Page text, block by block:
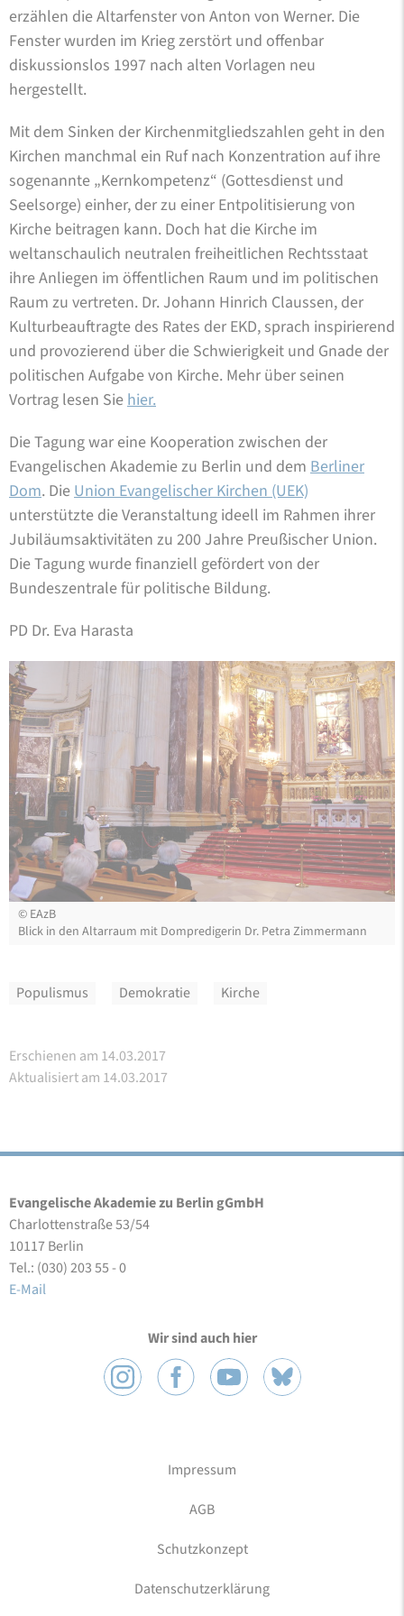
erzählen die Altarfenster von Anton von Werner. Die
Fenster wurden im Krieg zerstört und offenbar
diskussionslos 1997 nach alten Vorlagen neu
hergestellt.
Mit dem Sinken der Kirchenmitgliedszahlen geht in den
Kirchen manchmal ein Ruf nach Konzentration auf ihre
sogenannte „Kernkompetenz“ (Gottesdienst und
Seelsorge) einher, der zu einer Entpolitisierung von
Kirche beitragen kann. Doch hat die Kirche im
weltanschaulich neutralen freiheitlichen Rechtsstaat
ihre Anliegen im öffentlichen Raum und im politischen
Raum zu vertreten. Dr. Johann Hinrich Claussen, der
Kulturbeauftragte des Rates der EKD, sprach inspirierend
und provozierend über die Schwierigkeit und Gnade der
politischen Aufgabe von Kirche. Mehr über seinen
Vortrag lesen Sie hier.
Die Tagung war eine Kooperation zwischen der
Evangelischen Akademie zu Berlin und dem Berliner
Dom. Die Union Evangelischer Kirchen (UEK)
unterstützte die Veranstaltung ideell im Rahmen ihrer
Jubiläumsaktivitäten zu 200 Jahre Preußischer Union.
Die Tagung wurde finanziell gefördert von der
Bundeszentrale für politische Bildung.
PD Dr. Eva Harasta
© EAzB
Blick in den Altarraum mit Dompredigerin Dr. Petra Zimmermann
© EAzB
Dr. Frederike van Oorschot
© EAzB
Publikumsgespräche
© EAzB
Dr. Tamara Hahn in der Kaiserloge
© Maren Glockner
Blick in die Kuppel
© EAzB
Konstantin Manthey unter der Kuppel
© EAzB
Blick auf den Altarraum aus den Bänken
© EAzB
Pausengespräche
© EAzB
Schlusspodium
Populismus Demokratie Kirche
Erschienen am 14.03.2017
Aktualisiert am 14.03.2017
Evangelische Akademie zu Berlin gGmbH
Charlottenstraße 53/54
10117 Berlin
Tel.: (030) 203 55 - 0
E-Mail
Wir sind auch hier
Impressum
AGB
Schutzkonzept
Datenschutzerklärung